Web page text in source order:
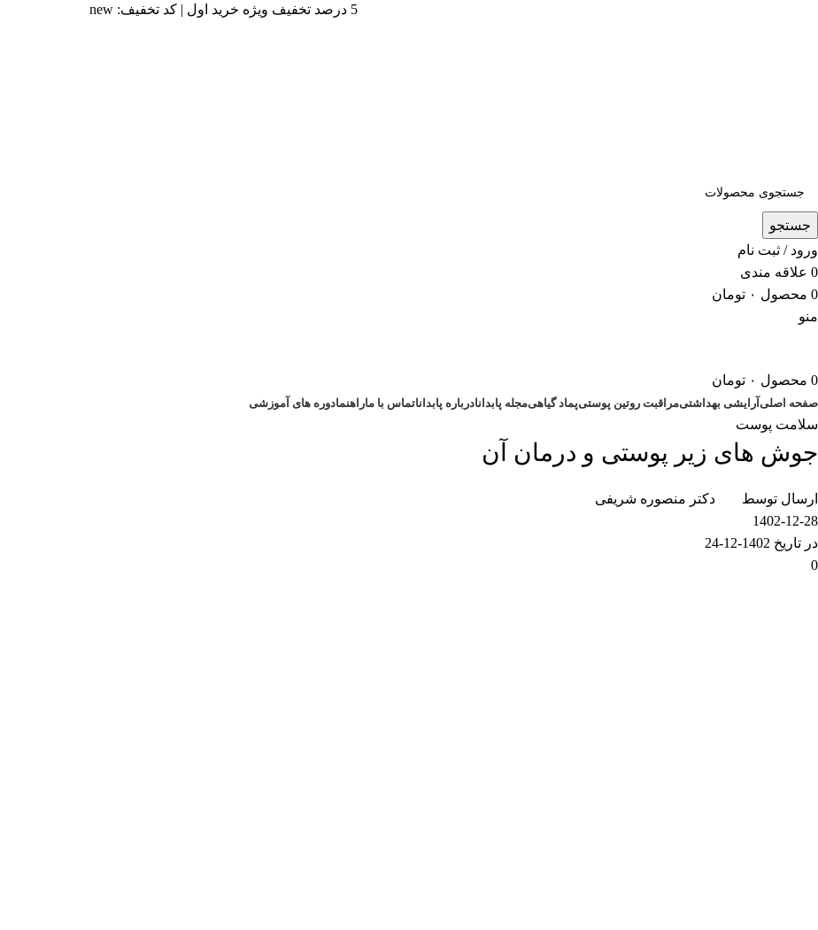
5 درصد تخفیف ویژه خرید اول | کد تخفیف: new
جستجو
ورود / ثبت نام
0 علاقه مندی
0 محصول ۰ تومان
منو
0 محصول ۰ تومان
صفحه اصلیآرایشی بهداشتیمراقبت روتین پوستیپماد گیاهیمجله پابدانادرباره پابداناتماس با ماراهنمادوره های آموزشی
سلامت پوست
جوش های زیر پوستی و درمان آن
ارسال توسط
دکتر منصوره شریفی
1402-12-28
در تاریخ 1402-12-24
0